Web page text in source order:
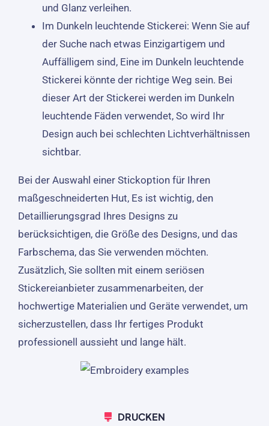
und Glanz verleihen.
Im Dunkeln leuchtende Stickerei: Wenn Sie auf
der Suche nach etwas Einzigartigem und
Auffälligem sind, Eine im Dunkeln leuchtende
Stickerei könnte der richtige Weg sein. Bei
dieser Art der Stickerei werden im Dunkeln
leuchtende Fäden verwendet, So wird Ihr
Design auch bei schlechten Lichtverhältnissen
sichtbar.
Bei der Auswahl einer Stickoption für Ihren
maßgeschneiderten Hut, Es ist wichtig, den
Detaillierungsgrad Ihres Designs zu
berücksichtigen, die Größe des Designs, und das
Farbschema, das Sie verwenden möchten.
Zusätzlich, Sie sollten mit einem seriösen
Stickereianbieter zusammenarbeiten, der
hochwertige Materialien und Geräte verwendet, um
sicherzustellen, dass Ihr fertiges Produkt
professionell aussieht und lange hält.
DRUCKEN